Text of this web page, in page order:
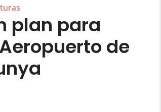
plan para
de